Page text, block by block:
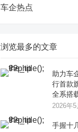
车企热点
浏览最多的文章
助力车
行首款
全系搭
2026年5
手握十